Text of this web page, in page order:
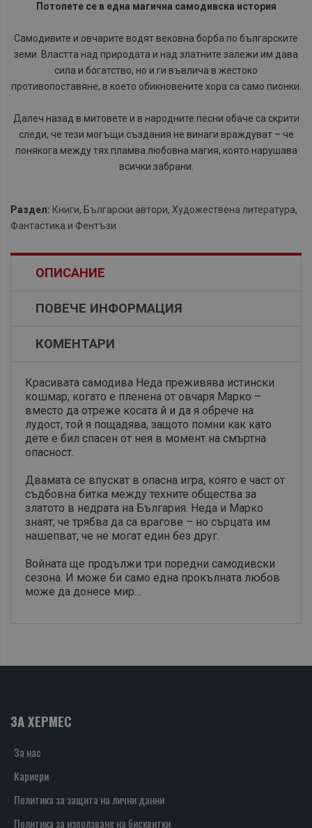
Потопете се в една магична самодивска история
Самодивите и овчарите водят вековна борба по българските
земи. Властта над природата и над златните залежи им дава
сила и богатство, но и ги въвлича в жестоко
противопоставяне, в което обикновените хора са само пионки.
Далеч назад в митовете и в народните песни обаче са скрити
следи, че тези могъщи създания не винаги враждуват – че
понякога между тях пламва любовна магия, която нарушава
всички забрани.
Раздел: Книги, Български автори, Художествена литература,
Фантастика и Фентъзи
ОПИСАНИЕ
ПОВЕЧЕ ИНФОРМАЦИЯ
КОМЕНТАРИ
Красивата самодива Неда преживява истински
кошмар, когато е пленена от овчаря Марко –
вместо да отреже косата й и да я обрече на
лудост, той я пощадява, защото помни как като
дете е бил спасен от нея в момент на смъртна
опасност.
Двамата се впускат в опасна игра, която е част от
съдбовна битка между техните общества за
златото в недрата на България. Неда и Марко
знаят, че трябва да са врагове – но сърцата им
нашепват, че не могат един без друг.
Войната ще продължи три поредни самодивски
сезона. И може би само една прокълната любов
може да донесе мир…
ЗА ХЕРМЕС
За нас
Кариери
Политика за защита на лични данни
Политика за използване на бисквитки